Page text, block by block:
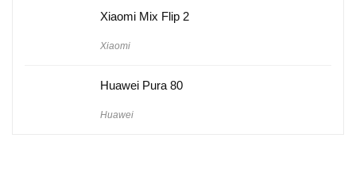
Xiaomi Mix Flip 2
Xiaomi
Huawei Pura 80
Huawei